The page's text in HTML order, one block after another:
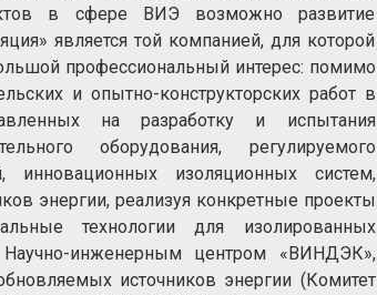
в сфере ВИЭ возможно развитие
является той компанией, для которой
профессиональный интерес: помимо
и опытно-конструкторских работ в
на разработку и испытания
оборудования, регулируемого
инновационных изоляционных систем,
энергии, реализуя конкретные проекты
технологии для изолированных
инженерным центром «ВИНДЭК»,
источников энергии (Комитет